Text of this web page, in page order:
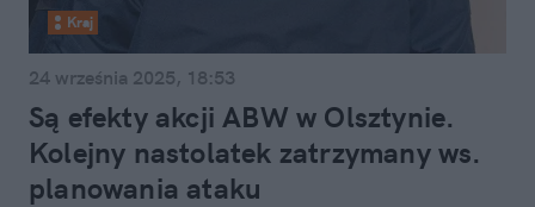
Kraj
24 września 2025, 18:53
Są efekty akcji ABW w Olsztynie.
Kolejny nastolatek zatrzymany ws.
planowania ataku